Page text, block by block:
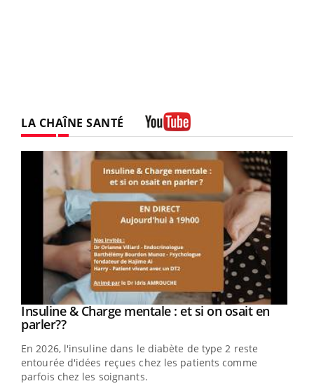
LA CHAÎNE SANTÉ
Youtube
Insuline & Charge mentale : et si on osait en
parler??Youtube
En 2026, l'insuline dans le diabète de type 2 reste
entourée d'idées reçues chez les patients comme
parfois chez les soignants.